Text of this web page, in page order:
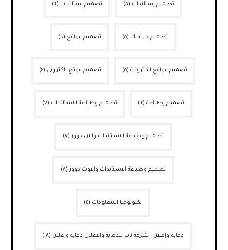
تصميم إستاندات (٨) تصميم استاندات (٦)
تصميم جرافيك (٥) تصميم مواقع (١٠)
تصميم مواقع الكترونية (٥) تصميم موقع الكتروني (٤)
تصميم وطباعة (٦) تصميم وطباعة الاستاندات (٧)
تصميم وطباعة الاستاندات والان دوور (٧)
تصميم وطباعة الاستاندات والاوت دوور (٨)
تكنولوجيا المعلومات (٤)
دعاية وإعلان - شركة ناب للدعاية والاعلان دعاية وإعلان (١٨)